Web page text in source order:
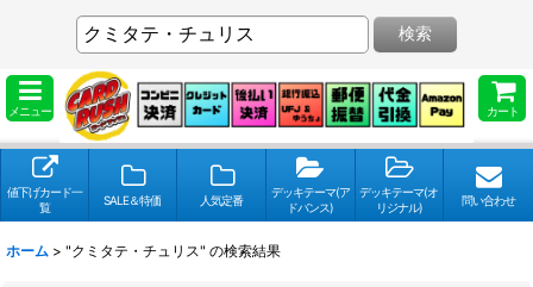
メニュー カート
検索
値下げカード一
覧
SALE＆特価 人気定番
デッキテーマ(ア
ドバンス)
デッキテーマ(オ
リジナル)
問い合わせ
ホーム > "クミタテ・チュリス" の検索結果